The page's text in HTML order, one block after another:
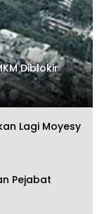
Diblokir
Lagi Moyesy
Pejabat